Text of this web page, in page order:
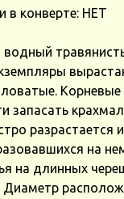
в конверте: НЕТ
водный
запасать
разрастается
на
на длинных
Диаметр